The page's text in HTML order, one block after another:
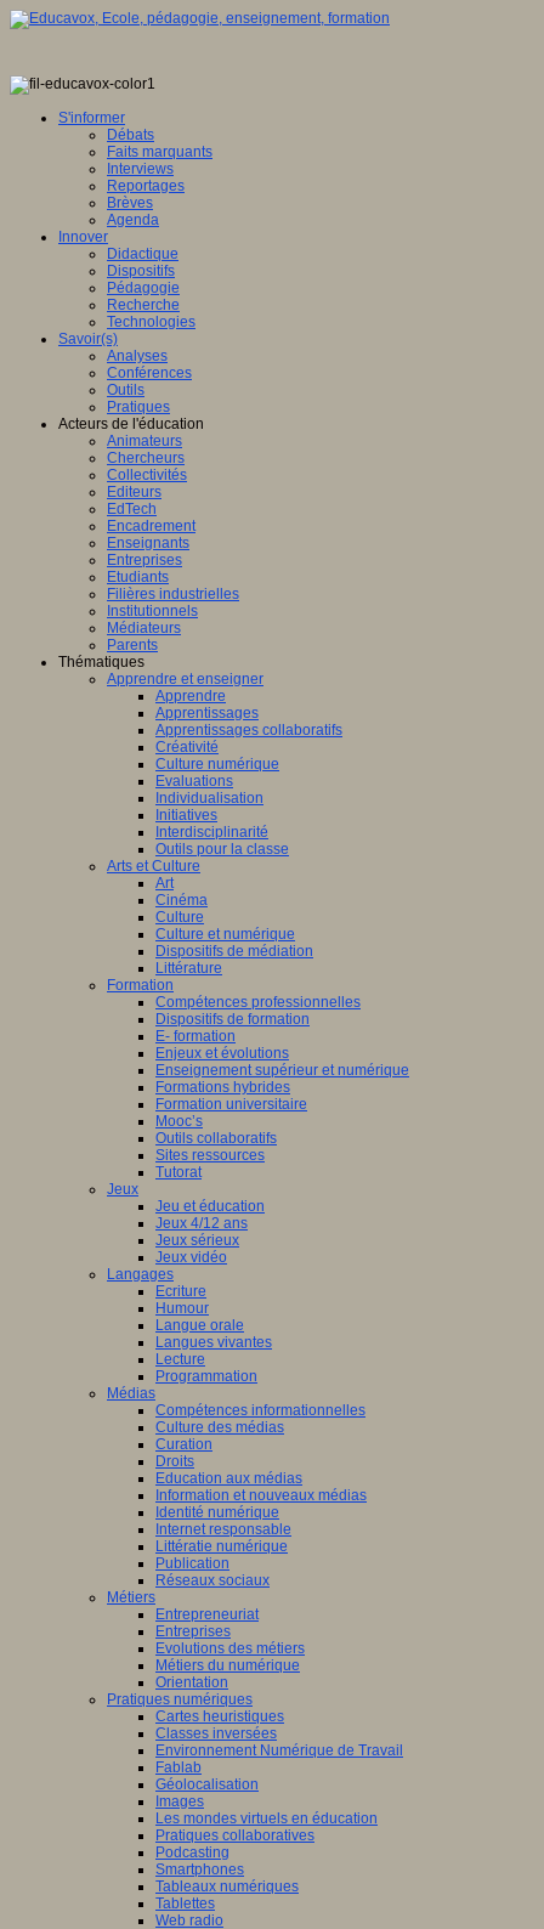
S'informer
Débats
Faits marquants
Interviews
Reportages
Brèves
Agenda
Innover
Didactique
Dispositifs
Pédagogie
Recherche
Technologies
Savoir(s)
Analyses
Conférences
Outils
Pratiques
Acteurs de l'éducation
Animateurs
Chercheurs
Collectivités
Editeurs
EdTech
Encadrement
Enseignants
Entreprises
Etudiants
Filières industrielles
Institutionnels
Médiateurs
Parents
Thématiques
Apprendre et enseigner
Apprendre
Apprentissages
Apprentissages collaboratifs
Créativité
Culture numérique
Evaluations
Individualisation
Initiatives
Interdisciplinarité
Outils pour la classe
Arts et Culture
Art
Cinéma
Culture
Culture et numérique
Dispositifs de médiation
Littérature
Formation
Compétences professionnelles
Dispositifs de formation
E- formation
Enjeux et évolutions
Enseignement supérieur et numérique
Formations hybrides
Formation universitaire
Mooc’s
Outils collaboratifs
Sites ressources
Tutorat
Jeux
Jeu et éducation
Jeux 4/12 ans
Jeux sérieux
Jeux vidéo
Langages
Ecriture
Humour
Langue orale
Langues vivantes
Lecture
Programmation
Médias
Compétences informationnelles
Culture des médias
Curation
Droits
Education aux médias
Information et nouveaux médias
Identité numérique
Internet responsable
Littératie numérique
Publication
Réseaux sociaux
Métiers
Entrepreneuriat
Entreprises
Evolutions des métiers
Métiers du numérique
Orientation
Pratiques numériques
Cartes heuristiques
Classes inversées
Environnement Numérique de Travail
Fablab
Géolocalisation
Images
Les mondes virtuels en éducation
Pratiques collaboratives
Podcasting
Smartphones
Tableaux numériques
Tablettes
Web radio